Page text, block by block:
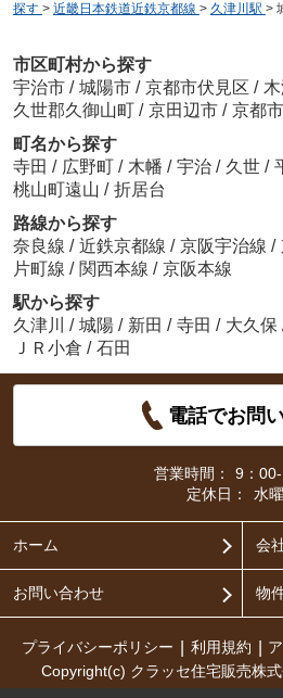
探す > 近畿日本鉄道近鉄京都線 > 久津川駅 >
市区町村から探す
宇治市 / 城陽市 / 京都市伏見区 /
久世郡久御山町 / 京田辺市 / 京都
町名から探す
寺田 / 広野町 / 木幡 / 宇治 / 久世 /
桃山町遠山 / 折居台
路線から探す
奈良線 / 近鉄京都線 / 京阪宇治線 /
片町線 / 関西本線 / 京阪本線
駅から探す
久津川
/ 城陽 / 新田 / 寺田 / 大久保
ＪＲ小倉 / 石田
電話でお問
営業時間：
9：
定休日：
水
ホーム 会
お問い合わせ 物
プライバシーポリシー 利用規約
Copyright(c) クラッセ住宅販売株